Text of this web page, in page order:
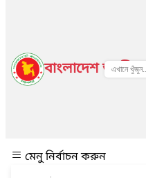
বাংলাদেশ জাতীয়
মেনু নির্বাচন করুন